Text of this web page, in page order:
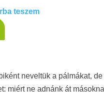
teszem
neveltük a pálmákat,
ne adnánk át